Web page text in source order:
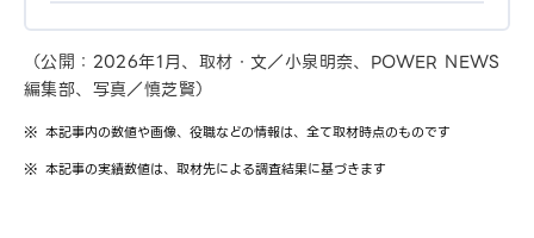
（公開：2026年1月、取材・文／小泉明奈、POWER NEWS
編集部、写真／慎芝賢）
本記事内の数値や画像、役職などの情報は、全て取材時点のものです
本記事の実績数値は、取材先による調査結果に基づきます